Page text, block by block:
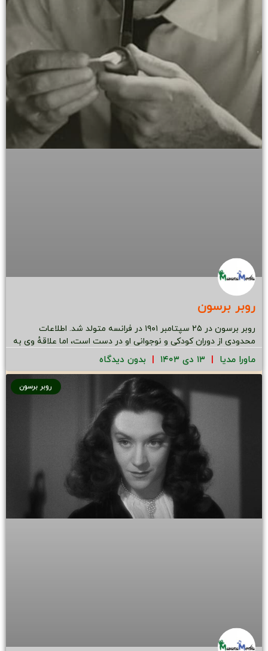
روبر برسون
روبر برسون در ۲۵ سپتامبر ۱۹۰۱ در فرانسه متولد شد. اطلاعات
محدودی از دوران کودکی و نوجوانی او در دست است، اما علاقهٔ وی به
ماورا مدیا بدون دیدگاه
روبر برسون